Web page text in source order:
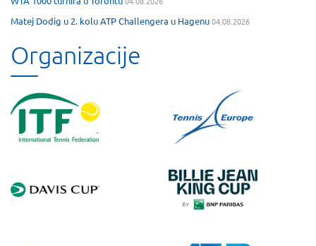
Matej Dodig u 2. kolu ATP Challengera u Hagenu04.08.2026
Organizacije